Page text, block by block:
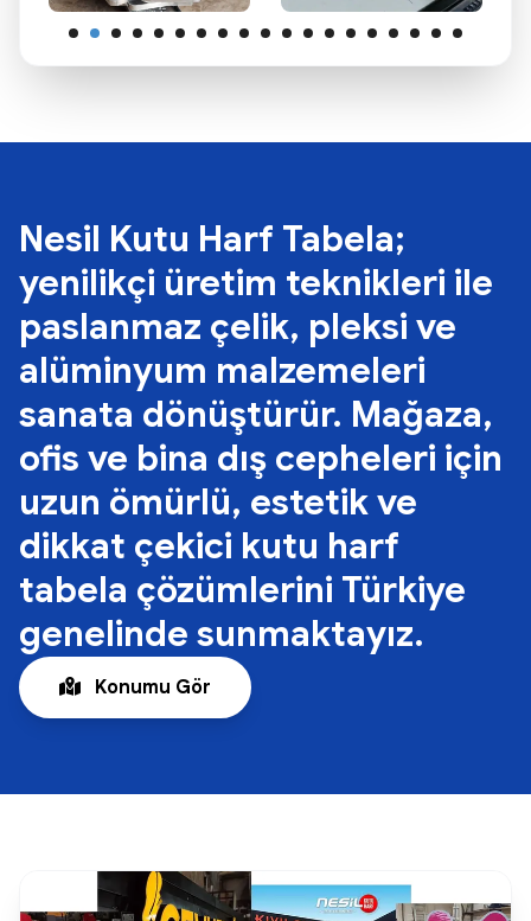
Nesil Kutu Harf Tabela;
yenilikçi üretim teknikleri ile
paslanmaz çelik, pleksi ve
alüminyum malzemeleri
sanata dönüştürür. Mağaza,
ofis ve bina dış cepheleri için
uzun ömürlü, estetik ve
dikkat çekici kutu harf
tabela çözümlerini Türkiye
genelinde sunmaktayız.
Konumu Gör